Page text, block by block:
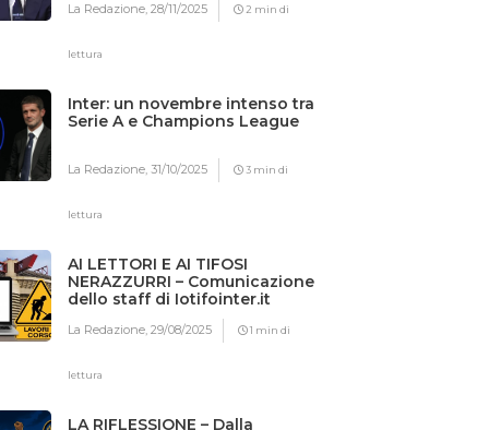
La Redazione,28/11/2025 2 min di
lettura
Inter: un novembre intenso tra
Serie A e Champions League
La Redazione,31/10/2025 3 min di
lettura
AI LETTORI E AI TIFOSI
NERAZZURRI – Comunicazione
dello staff di Iotifointer.it
La Redazione,29/08/2025 1 min di
lettura
LA RIFLESSIONE – Dalla